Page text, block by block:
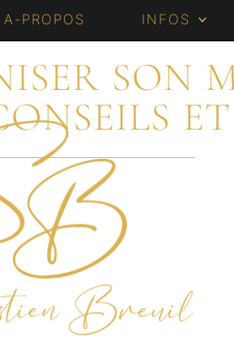
A-PROPOS INFOS
SON